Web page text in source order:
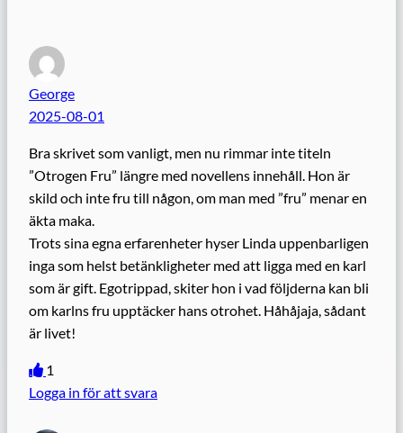
George
2025-08-01
Bra skrivet som vanligt, men nu rimmar inte titeln
”Otrogen Fru” längre med novellens innehåll. Hon är
skild och inte fru till någon, om man med ”fru” menar en
äkta maka.
Trots sina egna erfarenheter hyser Linda uppenbarligen
inga som helst betänkligheter med att ligga med en karl
som är gift. Egotrippad, skiter hon i vad följderna kan bli
om karlns fru upptäcker hans otrohet. Håhåjaja, sådant
är livet!
1
Logga in för att svara